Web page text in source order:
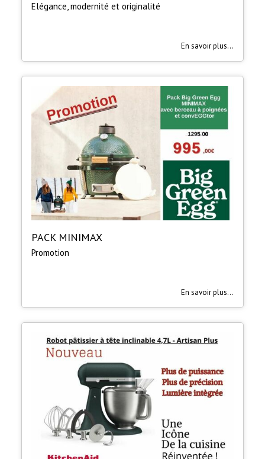
Elégance, modernité et originalité
En savoir plus...
PACK MINIMAX
Promotion
En savoir plus...